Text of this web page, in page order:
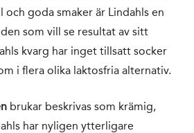
goda smaker är Lindahls en
som vill se resultat av sitt
kvarg har inget tillsatt socker
i flera olika laktosfria alternativ.
brukar beskrivas som krämig,
har nyligen ytterligare